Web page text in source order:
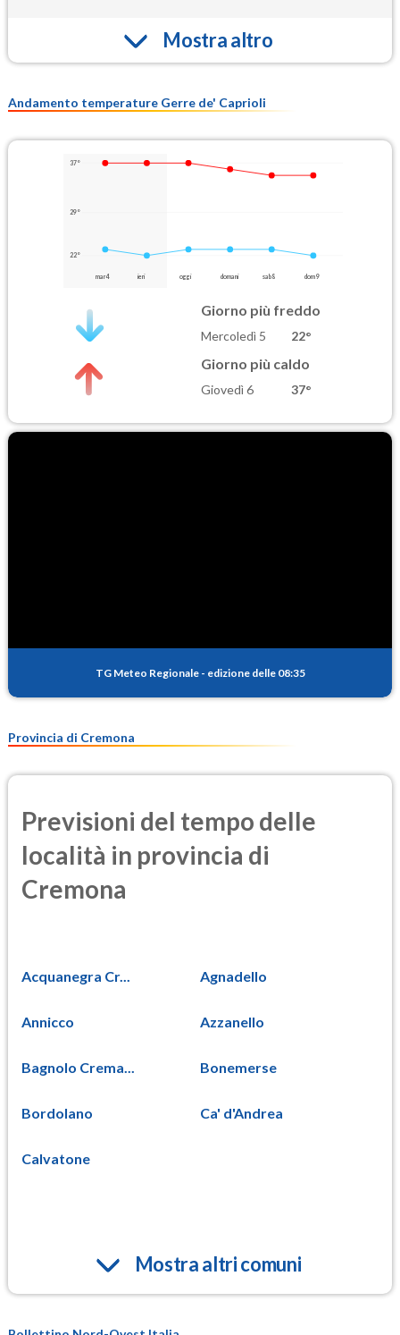
Mostra altro
Andamento temperature Gerre de' Caprioli
37°
29°
22°
mar 4 ieri oggi domani sab 8 dom 9
Giorno più freddo
Mercoledì 5 22°
Giorno più caldo
Giovedì 6 37°
TG Meteo Regionale - edizione delle 08:35
Provincia di Cremona
Previsioni del tempo delle
località in provincia di
Cremona
Acquanegra Cr... Agnadello
Annicco Azzanello
Bagnolo Crema... Bonemerse
Bordolano Ca' d'Andrea
Calvatone
Mostra altri comuni